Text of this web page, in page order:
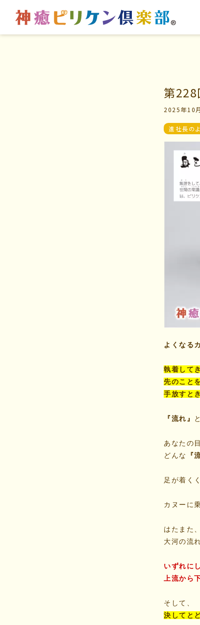
マイビリちゃん
よくなるメッセ
第228
2025年10
進社長の
よくなる
執着して
先のこと
手放すと
『流れ』
あなたの
どんな
『
足が着く
カヌーに
はたまた
大河の流
いずれに
上流から
そして、
決してと